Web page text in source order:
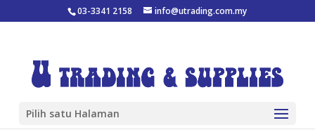
03-3341 2158 info@utrading.com.my
Pilih satu Halaman